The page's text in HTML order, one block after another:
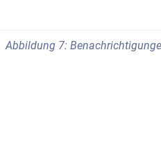
Abbildung 7: